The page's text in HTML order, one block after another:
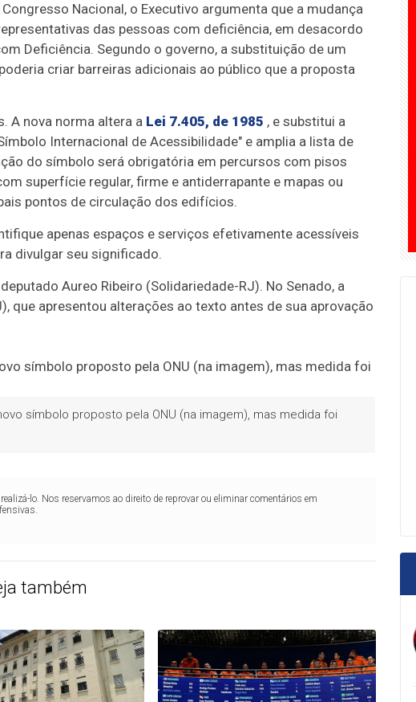
Nacional, o Executivo argumenta que a mudança
das pessoas com deficiência, em desacordo
Deficiência. Segundo o governo, a substituição de um
criar barreiras adicionais ao público que a proposta
A nova norma altera a Lei 7.405, de 1985 , e substitui a
Internacional de Acessibilidade" e amplia a lista de
do símbolo será obrigatória em percursos com pisos
superfície regular, firme e antiderrapante e mapas ou
pontos de circulação dos edifícios.
apenas espaços e serviços efetivamente acessíveis
divulgar seu significado.
Aureo Ribeiro (Solidariedade-RJ). No Senado, a
que apresentou alterações ao texto antes de sua aprovação
símbolo proposto pela ONU (na imagem), mas medida foi
lo. Nos reservamos ao direito de reprovar ou eliminar comentários em
também